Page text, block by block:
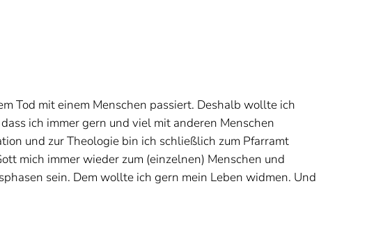
Tod mit einem Menschen passiert. Deshalb wollte ich
ich immer gern und viel mit anderen Menschen
und zur Theologie bin ich schließlich zum Pfarramt
mich immer wieder zum (einzelnen) Menschen und
sein. Dem wollte ich gern mein Leben widmen. Und